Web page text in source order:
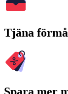
Tjäna